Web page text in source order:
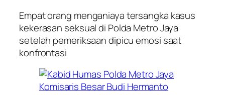
Empat orang menganiaya tersangka kasus
kekerasan seksual di Polda Metro Jaya
setelah pemeriksaan dipicu emosi saat
konfrontasi